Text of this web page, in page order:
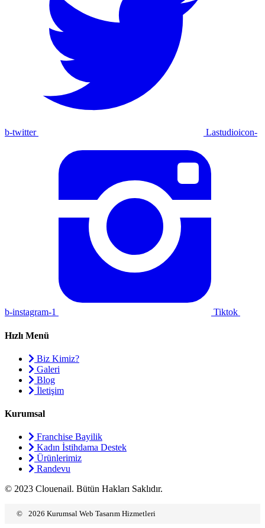
b-twitter Lastudioicon-
b-instagram-1 Tiktok
Hızlı Menü
Biz Kimiz?
Galeri
Blog
İletişim
Kurumsal
Franchise Bayilik
Kadın İstihdama Destek
Ürünlerimiz
Randevu
© 2023 Clouenail. Bütün Hakları Saklıdır.
© 2026 Kurumsal Web Tasarım Hizmetleri